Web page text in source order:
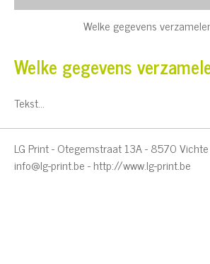
Welke gegevens
Welke gegevens
Tekst...
LG Print - Otegemstraat 13A - 8570
info@lg-print.be-http://www.lg-print.be